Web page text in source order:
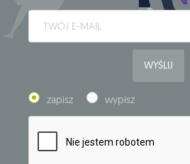
WYŚLIJ
zapisz wypisz